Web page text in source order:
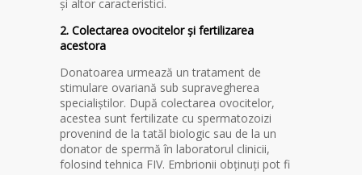
și altor caracteristici.
2. Colectarea ovocitelor și fertilizarea
acestora
Donatoarea urmează un tratament de
stimulare ovariană sub supravegherea
specialiștilor. După colectarea ovocitelor,
acestea sunt fertilizate cu spermatozoizi
provenind de la tatăl biologic sau de la un
donator de spermă în laboratorul clinicii,
folosind tehnica FIV. Embrionii obținuți pot fi